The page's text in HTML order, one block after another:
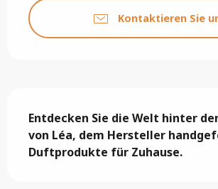
Kontaktieren Sie
Entdecken Sie die Welt hinter
von Léa, dem Hersteller
Duftprodukte für Zuhause.